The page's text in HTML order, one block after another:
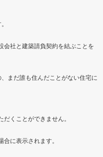
会社と建築請負契約を結ぶことを
まだ誰も住んだことがない住宅に
くことができません。
に表示されます。